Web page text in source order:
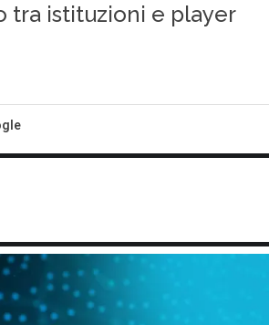
tra istituzioni e player